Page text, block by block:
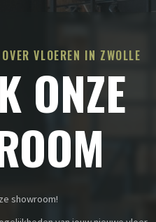
VLOEREN IN ZWOLLE
ONZE
showroom!